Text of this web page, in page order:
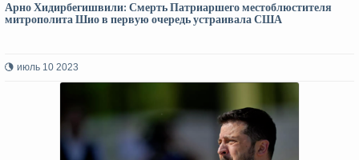
Арно Хидирбегишвили: Смерть Патриаршего местоблюстителя
митрополита Шио в первую очередь устраивала США
июль 10 2023